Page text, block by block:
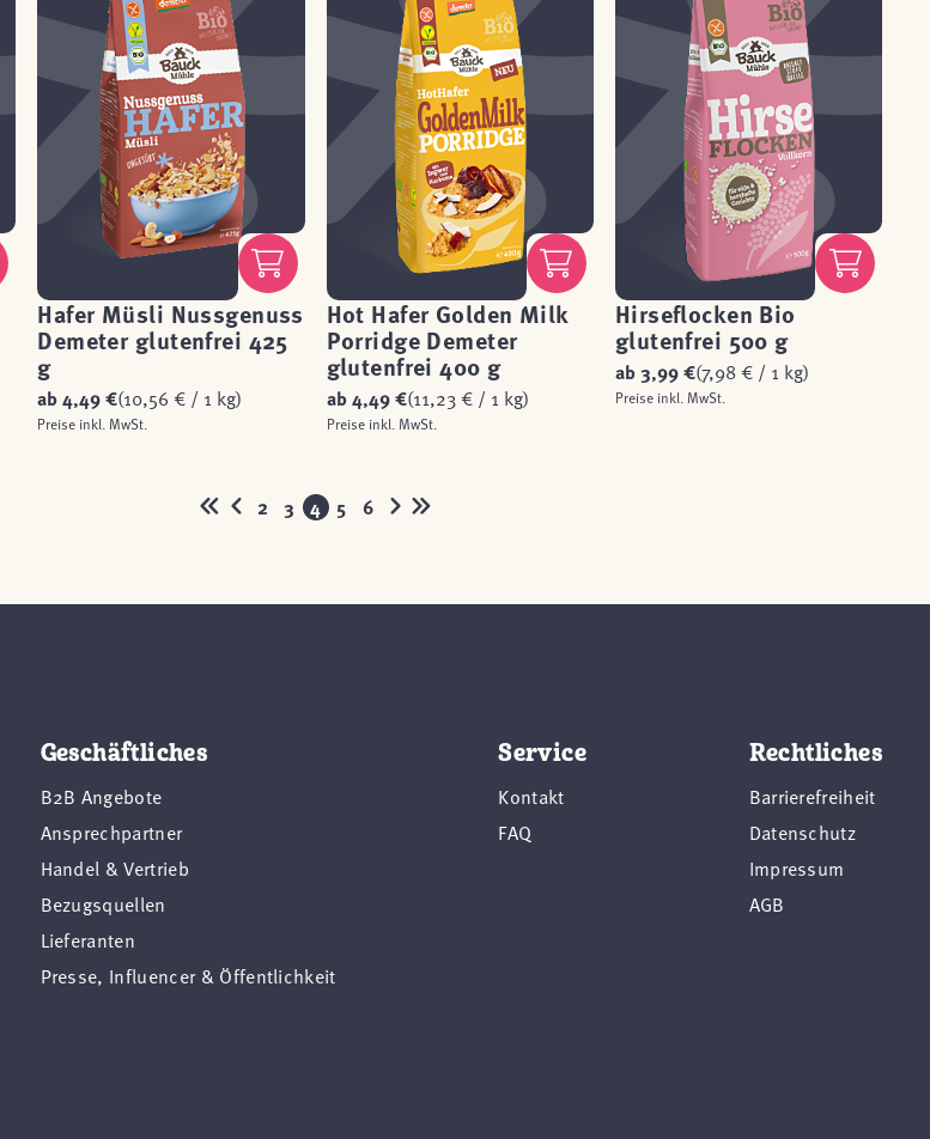
Hafer Müsli Nussgenuss
Demeter glutenfrei 425
g
ab4,49 €(10,56 € / 1 kg)
Preise inkl. MwSt.
Hot Hafer Golden Milk
Porridge Demeter
glutenfrei 400 g
ab4,49 €(11,23 € / 1 kg)
Preise inkl. MwSt.
Hirseflocken Bio
glutenfrei 500 g
ab3,99 €(7,98 € / 1 kg)
Preise inkl. MwSt.
2 3 4 5 6
Geschäftliches
B2B Angebote
Ansprechpartner
Handel & Vertrieb
Bezugsquellen
Lieferanten
Presse, Influencer & Öffentlichkeit
Service
Kontakt
FAQ
Rechtliches
Barrierefreiheit
Datenschutz
Impressum
AGB